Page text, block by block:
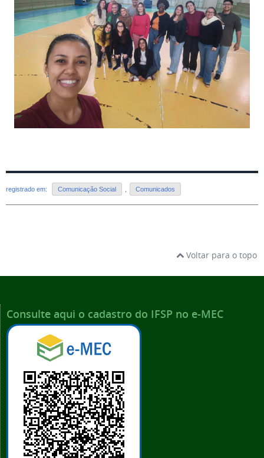
registrado em: Comunicação Social Comunicados
Voltar para o topo
Consulte aqui o cadastro do IFSP no e-MEC